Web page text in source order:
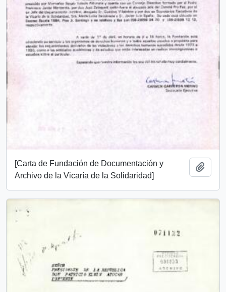
[Carta de Fundación de Documentación y
Archivo de la Vicaría de la Solidaridad]